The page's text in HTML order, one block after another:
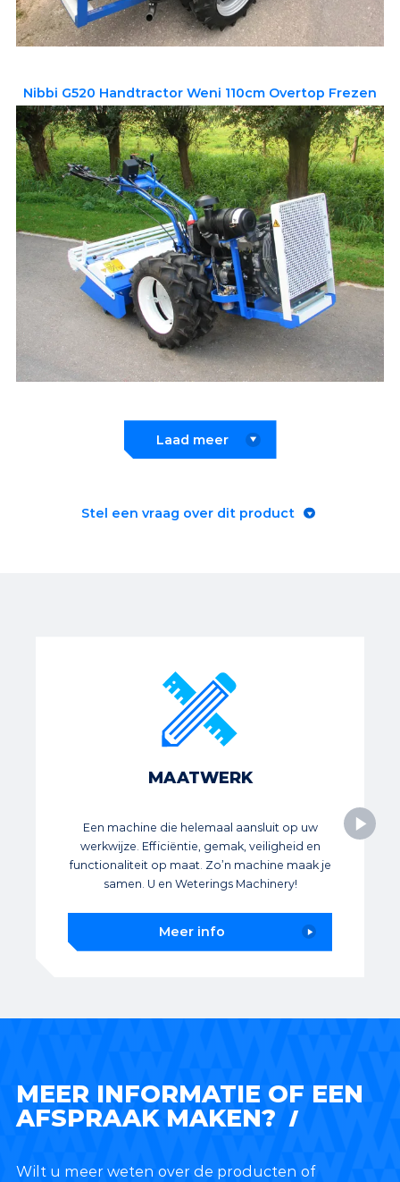
Nibbi G520 Handtractor Weni 110cm Overtop Frezen
Laad meer
Stel een vraag over dit product
MAATWERK
Een machine die helemaal aansluit op uw
werkwijze. Efficiëntie, gemak, veiligheid en
functionaliteit op maat. Zo’n machine maak je
samen. U en Weterings Machinery!
Meer info
MEER INFORMATIE OF EEN
AFSPRAAK MAKEN?
Wilt u meer weten over de producten of